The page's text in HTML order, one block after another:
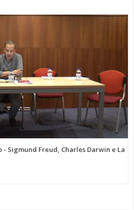
Sigmund Freud, Charles Darwin e La